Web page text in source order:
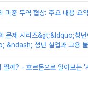
미중 무역 협상: 주요 내용 요약
문제 시리즈&gt;&ldquo;청년
&ndash; 청년 실업과 고용
찔까? - 호르몬으로 알아보는 '